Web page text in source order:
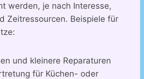
werden, je nach Interesse,
Zeitressourcen. Beispiele für
und kleinere Reparaturen
für Küchen- oder